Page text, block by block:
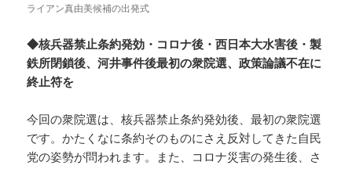
ライアン真由美候補の出発式
◆核兵器禁止条約発効・コロナ後・西日本大水害後・製
鉄所閉鎖後、河井事件後最初の衆院選、政策論議不在に
終止符を
今回の衆院選は、核兵器禁止条約発効後、最初の衆院選
です。かたくなに条約そのものにさえ反対してきた自民
党の姿勢が問われます。また、コロナ災害の発生後、さ